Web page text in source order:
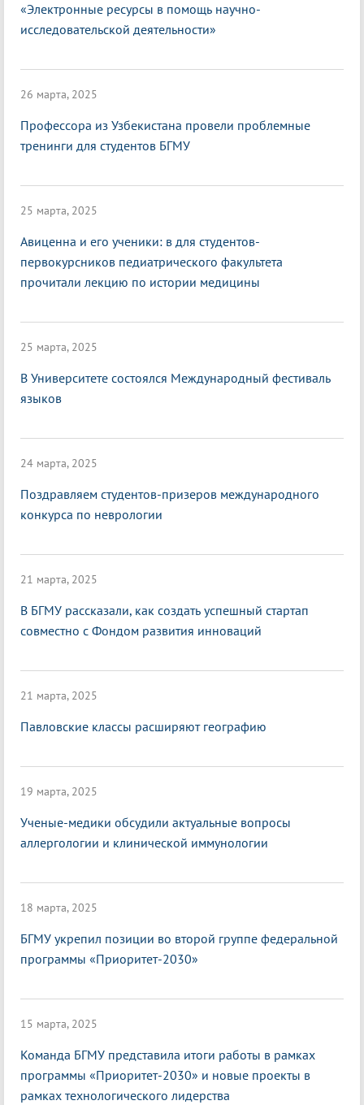
«Электронные ресурсы в помощь научно-
исследовательской деятельности»
26 марта, 2025
Профессора из Узбекистана провели проблемные
тренинги для студентов БГМУ
25 марта, 2025
Авиценна и его ученики: в для студентов-
первокурсников педиатрического факультета
прочитали лекцию по истории медицины
25 марта, 2025
В Университете состоялся Международный фестиваль
языков
24 марта, 2025
Поздравляем студентов-призеров международного
конкурса по неврологии
21 марта, 2025
В БГМУ рассказали, как создать успешный стартап
совместно с Фондом развития инноваций
21 марта, 2025
Павловские классы расширяют географию
19 марта, 2025
Ученые-медики обсудили актуальные вопросы
аллергологии и клинической иммунологии
18 марта, 2025
БГМУ укрепил позиции во второй группе федеральной
программы «Приоритет-2030»
15 марта, 2025
Команда БГМУ представила итоги работы в рамках
программы «Приоритет-2030» и новые проекты в
рамках технологического лидерства